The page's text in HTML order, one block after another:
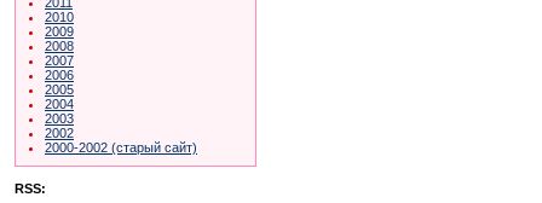
2010
2009
2008
2007
2006
2005
2004
2003
2002
2000-2002 (старый сайт)
RSS: